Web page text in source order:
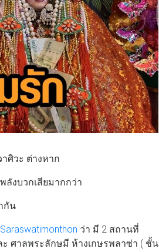
ศิวะ ต่างหาก
ลังบวกเสียมากกว่า
กัน
ว่า มี 2 สถานที่
ศาลพระลักษมี ห้างเกษรพลาซ่า ( ชั้น